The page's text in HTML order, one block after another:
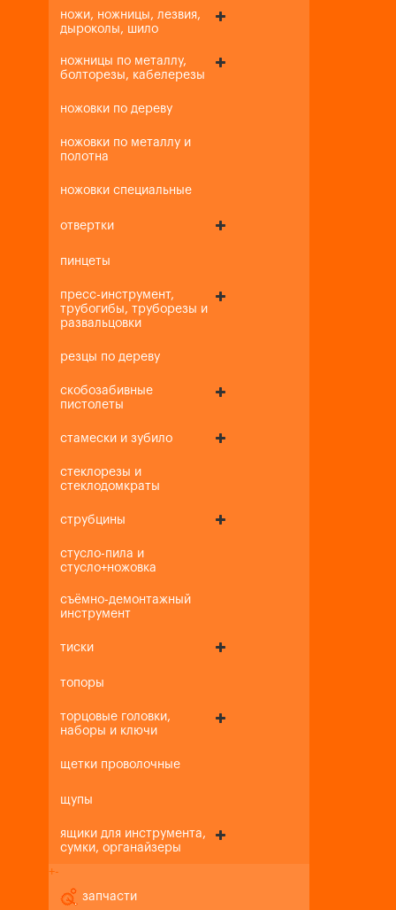
ножи, ножницы, лезвия,
дыроколы, шило
ножницы по металлу,
болторезы, кабелерезы
ножовки по дереву
ножовки по металлу и
полотна
ножовки специальные
отвертки
пинцеты
пресс-инструмент,
трубогибы, труборезы и
развальцовки
резцы по дереву
скобозабивные
пистолеты
стамески и зубило
стеклорезы и
стеклодомкраты
струбцины
стусло-пила и
стусло+ножовка
съёмно-демонтажный
инструмент
тиски
топоры
торцовые головки,
наборы и ключи
щетки проволочные
щупы
ящики для инструмента,
сумки, органайзеры
+-
запчасти